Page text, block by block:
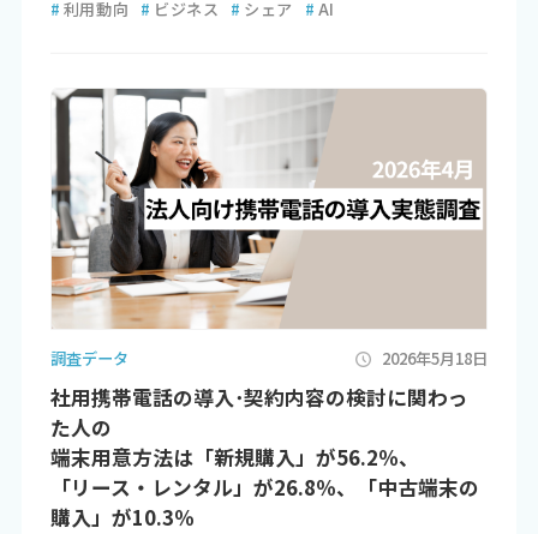
# 利用動向 # ビジネス # シェア # AI
調査データ 2026年5月18日
社用携帯電話の導入･契約内容の検討に関わっ
た人の
端末用意方法は「新規購入」が56.2％、
「リース・レンタル」が26.8％、「中古端末の
購入」が10.3％